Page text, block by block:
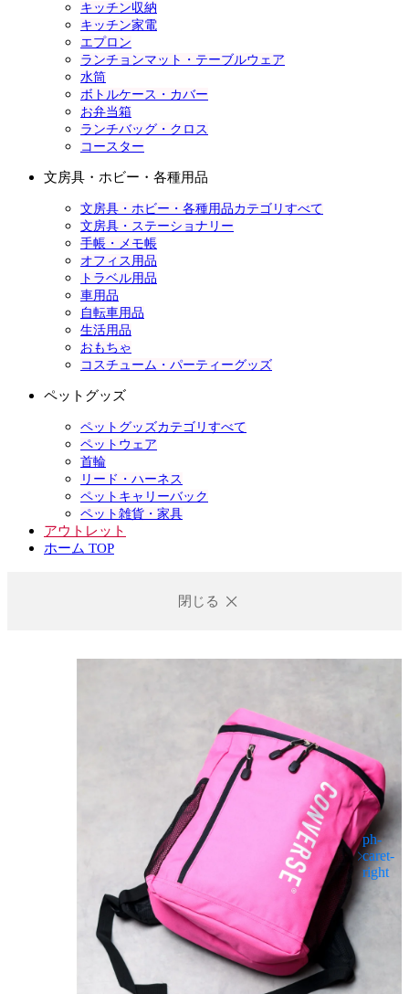
キッチン収納
キッチン家電
エプロン
ランチョンマット・テーブルウェア
水筒
ボトルケース・カバー
お弁当箱
ランチバッグ・クロス
コースター
文房具・ホビー・各種用品
文房具・ホビー・各種用品カテゴリすべて
文房具・ステーショナリー
手帳・メモ帳
オフィス用品
トラベル用品
車用品
自転車用品
生活用品
おもちゃ
コスチューム・パーティーグッズ
ペットグッズ
ペットグッズカテゴリすべて
ペットウェア
首輪
リード・ハーネス
ペットキャリーバック
ペット雑貨・家具
アウトレット
ホーム TOP
閉じる